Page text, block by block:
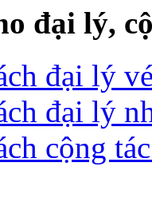
đại lý,
đại lý
đại lý
cộng